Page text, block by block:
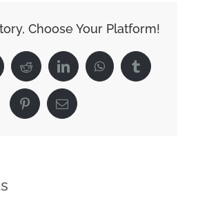
Choose Your Platform!
Reddit LinkedInWhatsAppTumblr
PinterestEmail